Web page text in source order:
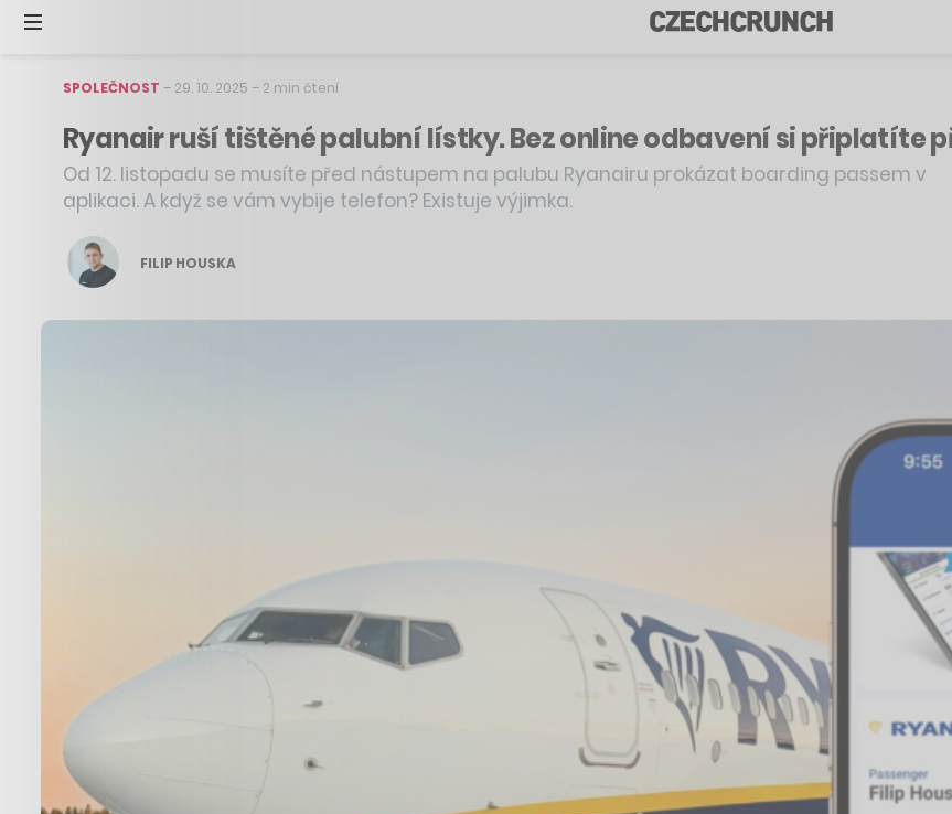
SPOLEČNOST – 29. 10. 2025 – 2 min čtení
Ryanair ruší tištěné palubní lístky. Bez online odbavení si připlatíte
Od 12. listopadu se musíte před nástupem na palubu Ryanairu prokázat boarding passem v
aplikaci. A když se vám vybije telefon? Existuje výjimka.
FILIP HOUSKA